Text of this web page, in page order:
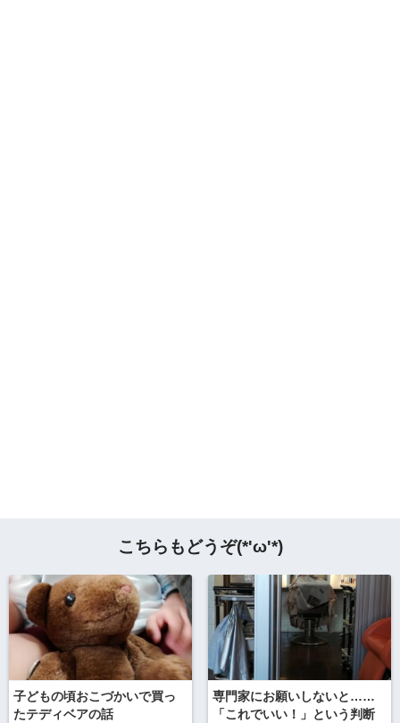
こちらもどうぞ(*'ω'*)
子どもの頃おこづかいで買っ
たテディベアの話
専門家にお願いしないと……
「これでいい！」という判断